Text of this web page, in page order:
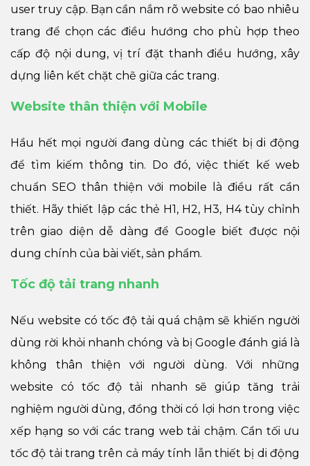
user truy cập. Bạn cần nắm rõ website có bao nhiêu
trang để chọn các điều hướng cho phù hợp theo
cấp độ nội dung, vị trí đặt thanh điều hướng, xây
dựng liên kết chặt chẽ giữa các trang.
Website thân thiện với Mobile
Hầu hết mọi người đang dùng các thiết bị di động
để tìm kiếm thông tin. Do đó, việc thiết kế web
chuẩn SEO thân thiện với mobile là điều rất cần
thiết. Hãy thiết lập các thẻ H1, H2, H3, H4 tùy chỉnh
trên giao diện dễ dàng để Google biết được nội
dung chính của bài viết, sản phẩm.
Tốc độ tải trang nhanh
Nếu website có tốc độ tải quá chậm sẽ khiến người
dùng rời khỏi nhanh chóng và bị Google đánh giá là
không thân thiện với người dùng. Với những
website có tốc độ tải nhanh sẽ giúp tăng trải
nghiệm người dùng, đồng thời có lợi hơn trong việc
xếp hạng so với các trang web tải chậm. Cần tối ưu
tốc độ tải trang trên cả máy tính lẫn thiết bị di động